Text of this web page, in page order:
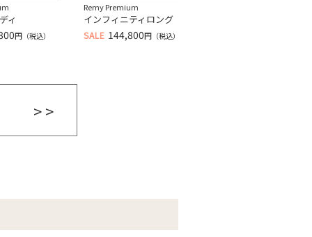
ィ
円 （税込）
Remy Premium
インフィニティロング
SALE 144,800円 （税込）
> >